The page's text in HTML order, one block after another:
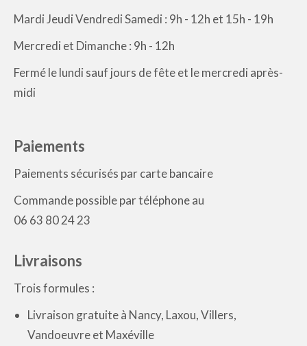
Mardi Jeudi Vendredi Samedi : 9h - 12h et 15h - 19h
Mercredi et Dimanche : 9h - 12h
Fermé le lundi sauf jours de fête et le mercredi après-
midi
Paiements
Paiements sécurisés par carte bancaire
Commande possible par téléphone au
06 63 80 24 23
Livraisons
Trois formules :
Livraison gratuite à Nancy, Laxou, Villers,
Vandoeuvre et Maxéville